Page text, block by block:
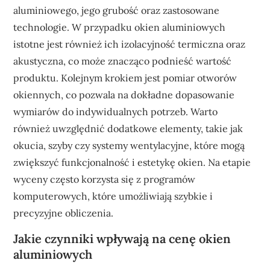
aluminiowego, jego grubość oraz zastosowane
technologie. W przypadku okien aluminiowych
istotne jest również ich izolacyjność termiczna oraz
akustyczna, co może znacząco podnieść wartość
produktu. Kolejnym krokiem jest pomiar otworów
okiennych, co pozwala na dokładne dopasowanie
wymiarów do indywidualnych potrzeb. Warto
również uwzględnić dodatkowe elementy, takie jak
okucia, szyby czy systemy wentylacyjne, które mogą
zwiększyć funkcjonalność i estetykę okien. Na etapie
wyceny często korzysta się z programów
komputerowych, które umożliwiają szybkie i
precyzyjne obliczenia.
Jakie czynniki wpływają na cenę okien
aluminiowych